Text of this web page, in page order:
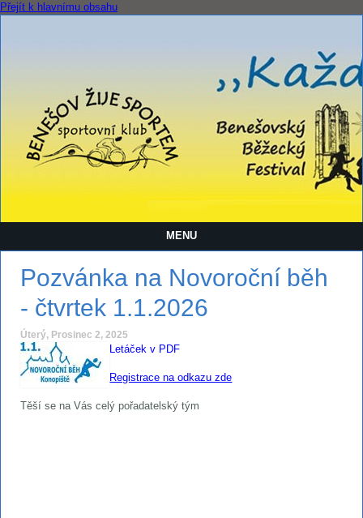
Přejít k hlavnímu obsahu
MENU
Pozvánka na Novoroční běh
- čtvrtek 1.1.2026
Úterý, Prosinec 2, 2025
Letáček v PDF
Registrace na odkazu zde
Těší se na Vás celý pořadatelský tým